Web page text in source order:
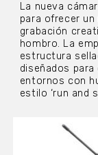
La nueva
para ofrecer
grabación
hombro. La
estructura
diseñados
entornos con
estilo ‘run and